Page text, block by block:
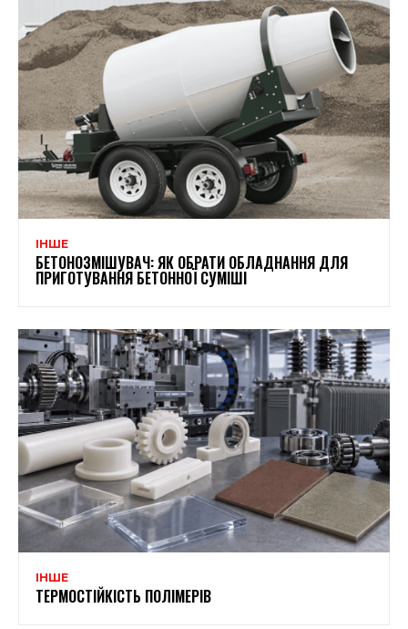
ІНШЕ
БЕТОНОЗМІШУВАЧ: ЯК ОБРАТИ ОБЛАДНАННЯ ДЛЯ
ПРИГОТУВАННЯ БЕТОННОЇ СУМІШІ
ІНШЕ
ТЕРМОСТІЙКІСТЬ ПОЛІМЕРІВ